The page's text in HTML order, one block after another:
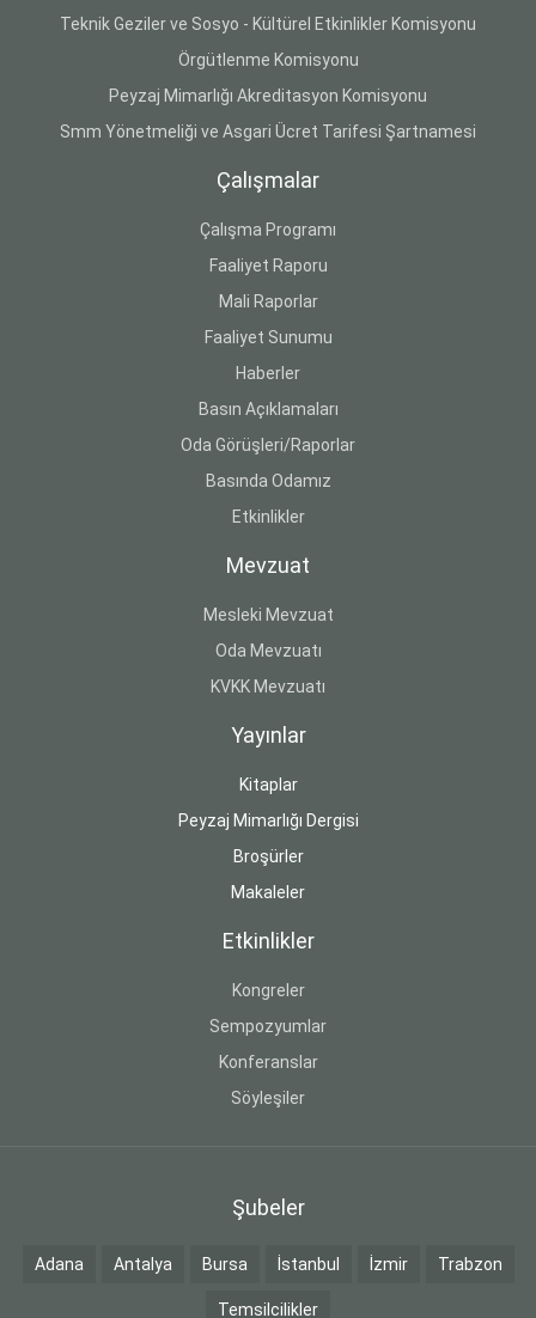
Teknik Geziler ve Sosyo - Kültürel Etkinlikler Komisyonu
Örgütlenme Komisyonu
Peyzaj Mimarlığı Akreditasyon Komisyonu
Smm Yönetmeliği ve Asgari Ücret Tarifesi Şartnamesi
Çalışmalar
Çalışma Programı
Faaliyet Raporu
Mali Raporlar
Faaliyet Sunumu
Haberler
Basın Açıklamaları
Oda Görüşleri/Raporlar
Basında Odamız
Etkinlikler
Mevzuat
Mesleki Mevzuat
Oda Mevzuatı
KVKK Mevzuatı
Yayınlar
Kitaplar
Peyzaj Mimarlığı Dergisi
Broşürler
Makaleler
Etkinlikler
Kongreler
Sempozyumlar
Konferanslar
Söyleşiler
Şubeler
Adana Antalya Bursa İstanbul İzmir Trabzon
Temsilcilikler